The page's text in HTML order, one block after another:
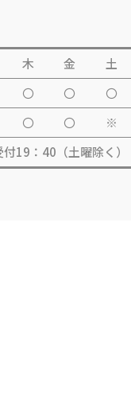
木 金 土
〇 〇 〇
〇 〇 ※
19：40（土曜除く）